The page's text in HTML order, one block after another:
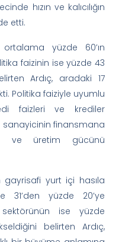
hızın ve kalıcılığın
etti.
yüzde 60’ın
faizinin ise yüzde 43
Ardıç, aradaki 17
Politika faiziyle uyumlu
faizleri ve krediler
sanayicinin finansmana
ve üretim gücünü
gayrisafi yurt içi hasıla
31’den yüzde 20’ye
ise yüzde
belirten Ardıç,